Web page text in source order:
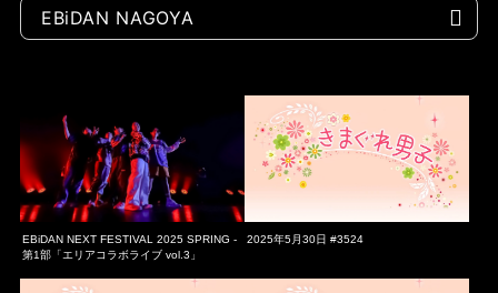
EBiDAN NEXT FESTIVAL 2025 SPRING -
第1部「エリアコラボライブ vol.3」
2025年5月30日 #3524